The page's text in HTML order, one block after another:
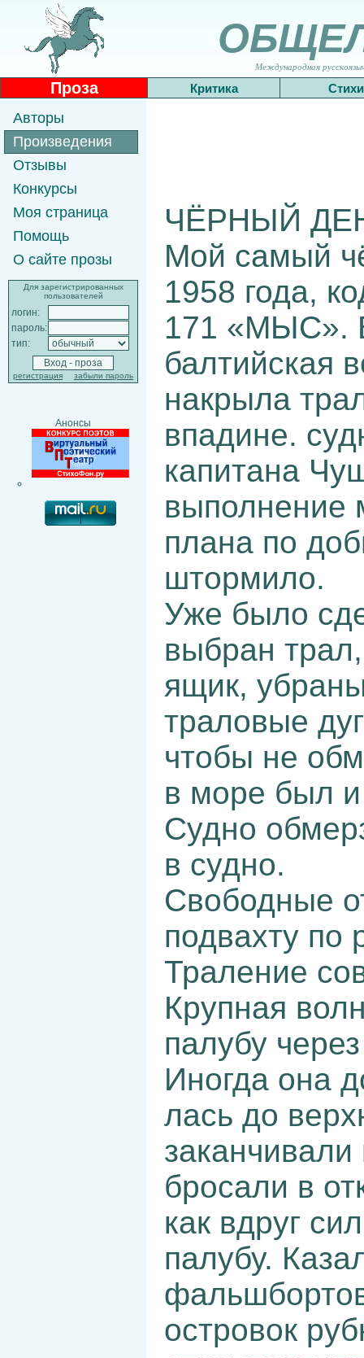
Международная
Проза Критика Стихи
Авторы
Произведения
Отзывы
Конкурсы
Моя страница
Помощь
О сайте прозы
Для зарегистрированных
пользователей
логин:
пароль:
тип:
регистрация забыли пароль
Анонсы
ЧЁРНЫЙ
Мой самый
1958 года,
171 «МЫС».
балтийская
накрыла
впадине.
капитана
выполнение
плана по
штормило.
Уже было
выбран
ящик,
траловые
чтобы не
в море был
Судно
в судно.
Свободные
подвахту по
Траление
Крупная
палубу
Иногда она
лась до
бросали в
как вдруг
палубу.
островок